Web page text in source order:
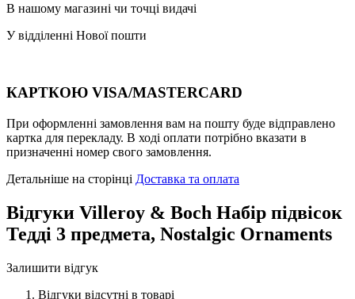
В нашому магазині чи точці видачі
У відділенні Нової пошти
КАРТКОЮ VISA/MASTERCARD
При оформленні замовлення вам на пошту буде відправлено
картка для перекладу. В ході оплати потрібно вказати в
призначенні номер свого замовлення.
Детальніше на сторінці Доставка та оплата
Відгуки Villeroy & Boch Набір підвісок
Тедді 3 предмета, Nostalgic Ornaments
Залишити відгук
Відгуки відсутні в товарі